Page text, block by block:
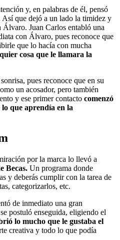
y, en palabras de él, pensó
que dejó a un lado la timidez y
Juan Carlos entabló una
con Álvaro, pues reconoce que
que lo hacía con mucha
cosa que le llamara la
pues reconoce que en su
un acosador, pero también
y ese primer contacto comenzó
que aprendía en la
por la marca lo llevó a
Becas. Un programa donde
y deberás cumplir con la tarea de
categorizarlos, etc.
de inmediato una gran
postuló enseguida, eligiendo el
lo mucho que le gustaba el
creativa y todo lo que podía